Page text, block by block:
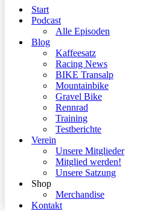
Start
Podcast
Alle Episoden
Blog
Kaffeesatz
Racing News
BIKE Transalp
Mountainbike
Gravel Bike
Rennrad
Training
Testberichte
Verein
Unsere Mitglieder
Mitglied werden!
Unsere Satzung
Shop
Merchandise
Kontakt